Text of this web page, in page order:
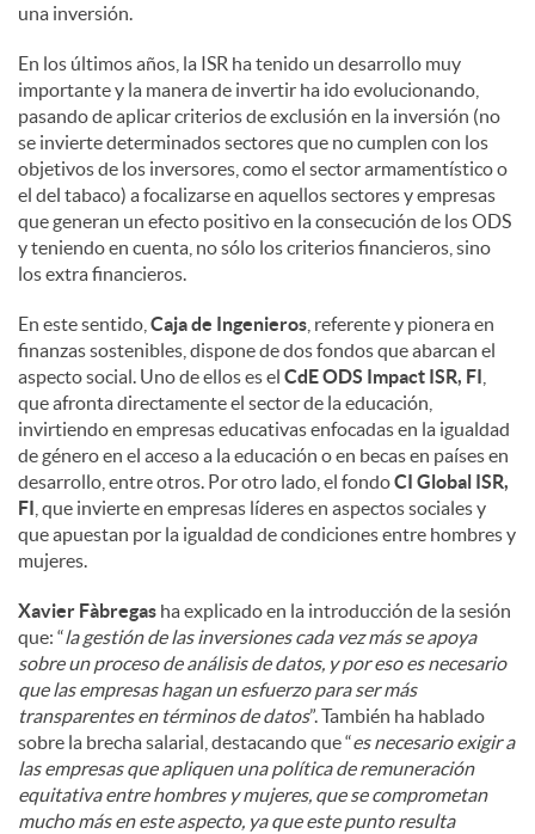
una inversión.
En los últimos años, la ISR ha tenido un desarrollo muy
importante y la manera de invertir ha ido evolucionando,
pasando de aplicar criterios de exclusión en la inversión (no
se invierte determinados sectores que no cumplen con los
objetivos de los inversores, como el sector armamentístico o
el del tabaco) a focalizarse en aquellos sectores y empresas
que generan un efecto positivo en la consecución de los ODS
y teniendo en cuenta, no sólo los criterios financieros, sino
los extra financieros.
En este sentido, Caja de Ingenieros , referente y pionera en
finanzas sostenibles, dispone de dos fondos que abarcan el
aspecto social. Uno de ellos es el CdE ODS Impact ISR, FI
que afronta directamente el sector de la educación,
invirtiendo en empresas educativas enfocadas en la igualdad
de género en el acceso a la educación o en becas en países en
desarrollo, entre otros. Por otro lado, el fondoCI Global ISR,
FI , que invierte en empresas líderes en aspectos sociales y
que apuestan por la igualdad de condiciones entre hombres y
mujeres.
Xavier Fàbregas ha explicado en la introducción de la sesión
que: “la gestión de las inversiones cada vez más se apoya
sobre un proceso de análisis de datos, y por eso es necesario
que las empresas hagan un esfuerzo para ser más
transparentes en términos de datos”. También ha hablado
sobre la brecha salarial, destacando que “es necesario exigir a
las empresas que apliquen una política de remuneración
equitativa entre hombres y mujeres, que se comprometan
mucho más en este aspecto, ya que este punto resulta